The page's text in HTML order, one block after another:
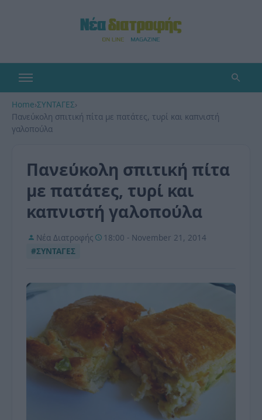
Home›ΣΥΝΤΑΓΕΣ›
Πανεύκολη σπιτική πίτα με πατάτες, τυρί και καπνιστή
γαλοπούλα
Πανεύκολη σπιτική πίτα
με πατάτες, τυρί και
καπνιστή γαλοπούλα
Νέα Διατροφής
18:00 - November 21, 2014
#ΣΥΝΤΑΓΕΣ